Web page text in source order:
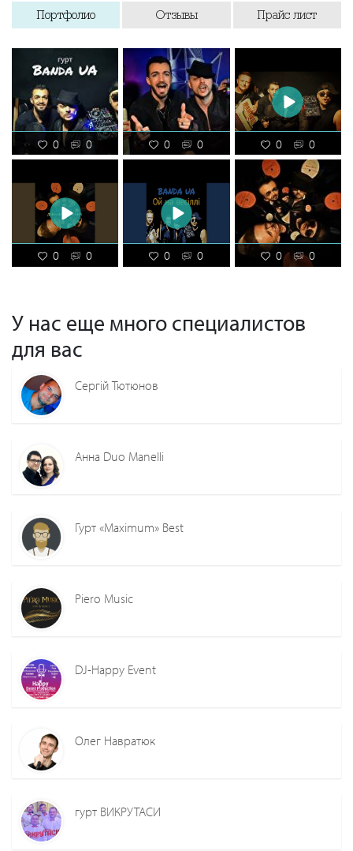
Портфолио Отзывы Прайс лист
0 0 0 0 0 0
0 0 0 0 0 0
У нас еще много специалистов
для вас
Сергiй Тютюнов
Анна Duo Manelli
Гурт «Maximum» Best
Piero Music
DJ-Happy Event
Олег Навратюк
гурт ВИКРУТАСИ